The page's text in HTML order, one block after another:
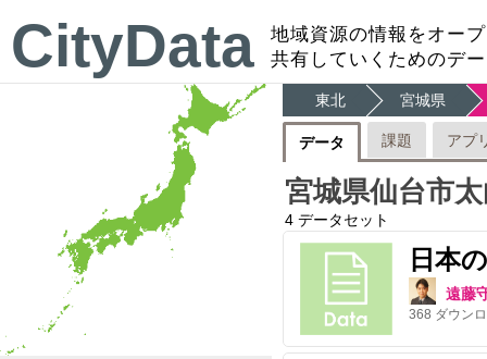
CityData
地域資源の情報をオー
共有していくためのデ
東北 宮城県
データ 課題 アプ
宮城県仙台市
4 データセット
日本
遠藤
368 ダウン